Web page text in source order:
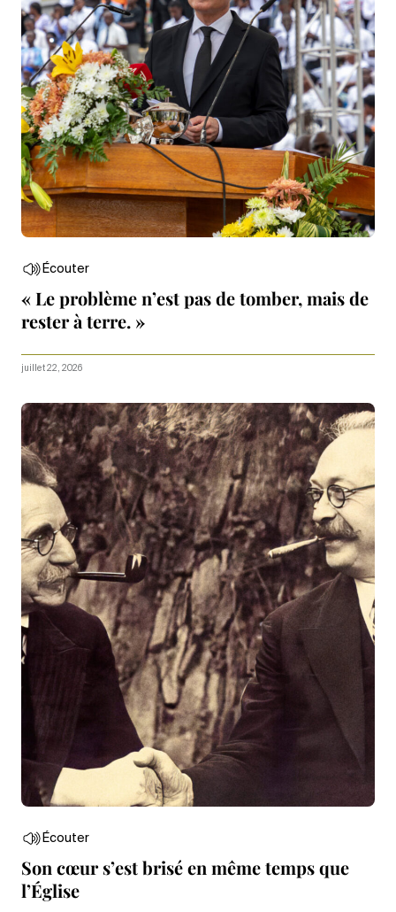
Écouter
« Le problème n’est pas de tomber, mais de
rester à terre. »
juillet 22, 2026
Écouter
Son cœur s’est brisé en même temps que
l’Église